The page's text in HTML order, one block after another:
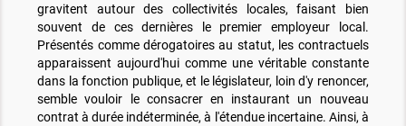
gravitent autour des collectivités locales, faisant bien
souvent de ces dernières le premier employeur local.
Présentés comme dérogatoires au statut, les contractuels
apparaissent aujourd'hui comme une véritable constante
dans la fonction publique, et le législateur, loin d'y renoncer,
semble vouloir le consacrer en instaurant un nouveau
contrat à durée indéterminée, à l'étendue incertaine. Ainsi, à